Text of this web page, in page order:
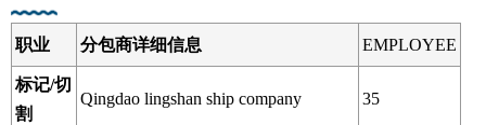
职业 分包商详细信息 EMPLOYEE
标记/切
割
Qingdao lingshan ship company 35